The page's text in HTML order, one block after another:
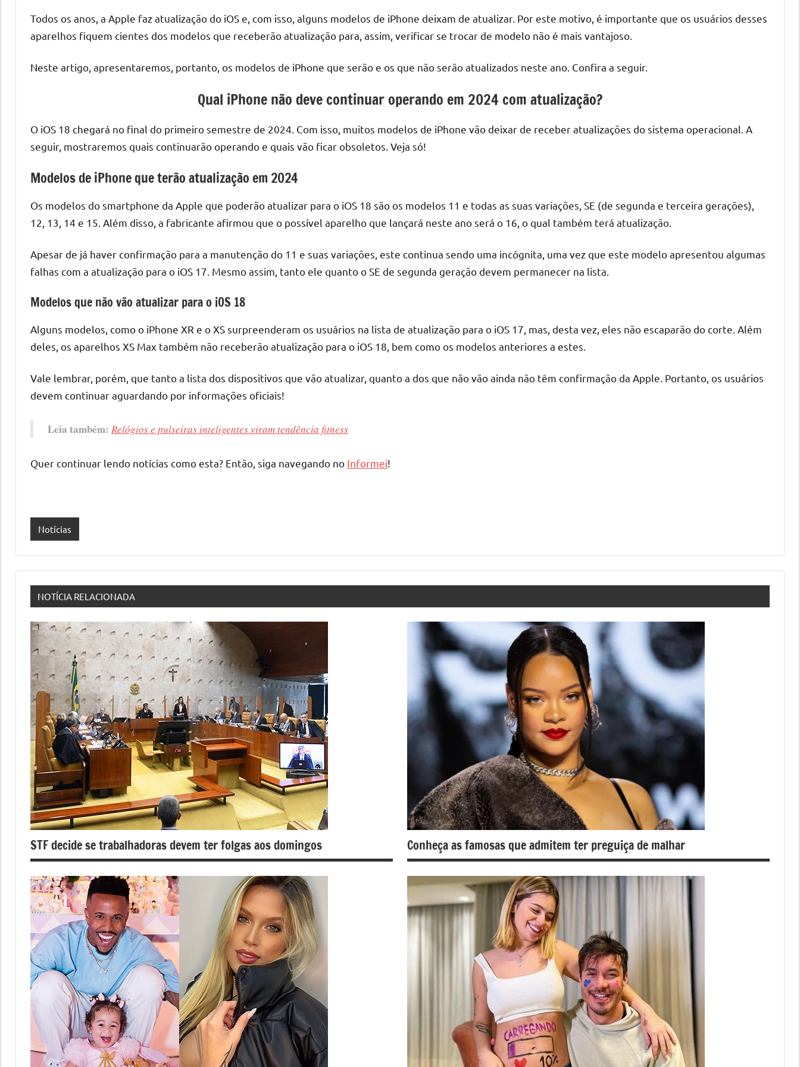
Todos os anos, a Apple faz atualização do iOS e, com isso, alguns modelos de iPhone deixam de atualizar. Por este motivo, é importante que os usuários desses
aparelhos fiquem cientes dos modelos que receberão atualização para, assim, verificar se trocar de modelo não é mais vantajoso.
Neste artigo, apresentaremos, portanto, os modelos de iPhone que serão e os que não serão atualizados neste ano. Confira a seguir.
Qual iPhone não deve continuar operando em 2024 com atualização?
O iOS 18 chegará no final do primeiro semestre de 2024. Com isso, muitos modelos de iPhone vão deixar de receber atualizações do sistema operacional. A
seguir, mostraremos quais continuarão operando e quais vão ficar obsoletos. Veja só!
Modelos de iPhone que terão atualização em 2024
Os modelos do smartphone da Apple que poderão atualizar para o iOS 18 são os modelos 11 e todas as suas variações, SE (de segunda e terceira gerações),
12, 13, 14 e 15. Além disso, a fabricante afirmou que o possível aparelho que lançará neste ano será o 16, o qual também terá atualização.
Apesar de já haver confirmação para a manutenção do 11 e suas variações, este continua sendo uma incógnita, uma vez que este modelo apresentou algumas
falhas com a atualização para o iOS 17. Mesmo assim, tanto ele quanto o SE de segunda geração devem permanecer na lista.
Modelos que não vão atualizar para o iOS 18
Alguns modelos, como o iPhone XR e o XS surpreenderam os usuários na lista de atualização para o iOS 17, mas, desta vez, eles não escaparão do corte. Além
deles, os aparelhos XS Max também não receberão atualização para o iOS 18, bem como os modelos anteriores a estes.
Vale lembrar, porém, que tanto a lista dos dispositivos que vão atualizar, quanto a dos que não vão ainda não têm confirmação da Apple. Portanto, os usuários
devem continuar aguardando por informações oficiais!
Leia também: Relógios e pulseiras inteligentes viram tendência fitness
Quer continuar lendo notícias como esta? Então, siga navegando no Informei!
Notícias
NOTÍCIA RELACIONADA
STF decide se trabalhadoras devem ter folgas aos domingos Conheça as famosas que admitem ter preguiça de malhar